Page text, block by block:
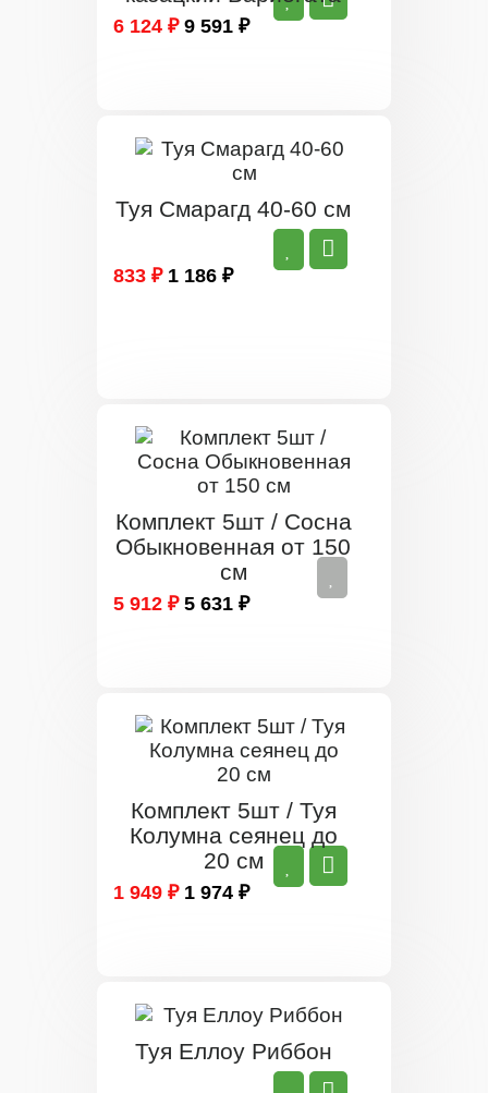
6 124 ₽ 9 591 ₽
Туя Смарагд 40-60 см
833 ₽ 1 186 ₽
Комплект 5шт / Сосна
Обыкновенная от 150
см
5 912 ₽ 5 631 ₽
Комплект 5шт / Туя
Колумна сеянец до
20 см
1 949 ₽ 1 974 ₽
Туя Еллоу Риббон